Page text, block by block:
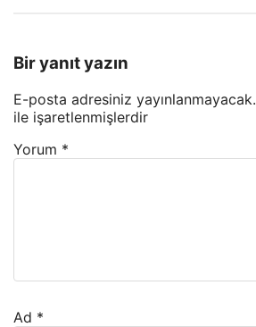
Bir yanıt yazın
E-posta adresiniz yayınlanmayacak.
ile işaretlenmişlerdir
Yorum *
Ad *